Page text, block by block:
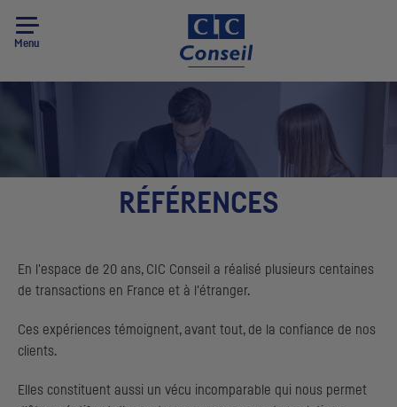
Menu
RÉFÉRENCES
En l'espace de 20 ans, CIC Conseil a réalisé plusieurs centaines
de transactions en France et à l'étranger.
Ces expériences témoignent, avant tout, de la confiance de nos
clients.
Elles constituent aussi un vécu incomparable qui nous permet